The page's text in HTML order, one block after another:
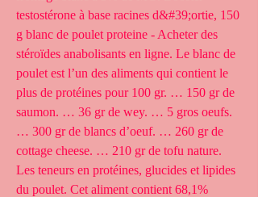
testostérone à base racines d&#39;ortie, 150
g blanc de poulet proteine - Acheter des
stéroïdes anabolisants en ligne. Le blanc de
poulet est l’un des aliments qui contient le
plus de protéines pour 100 gr. … 150 gr de
saumon. … 36 gr de wey. … 5 gros oeufs.
… 300 gr de blancs d’oeuf. … 260 gr de
cottage cheese. … 210 gr de tofu nature.
Les teneurs en protéines, glucides et lipides
du poulet. Cet aliment contient 68,1%